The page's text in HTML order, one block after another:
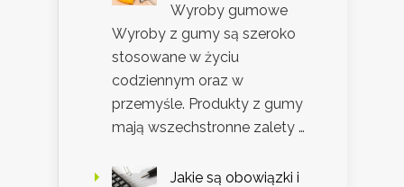
Wyroby gumowe
Wyroby z gumy są szeroko
stosowane w życiu
codziennym oraz w
przemyśle. Produkty z gumy
mają wszechstronne zalety …
Jakie są obowiązki i